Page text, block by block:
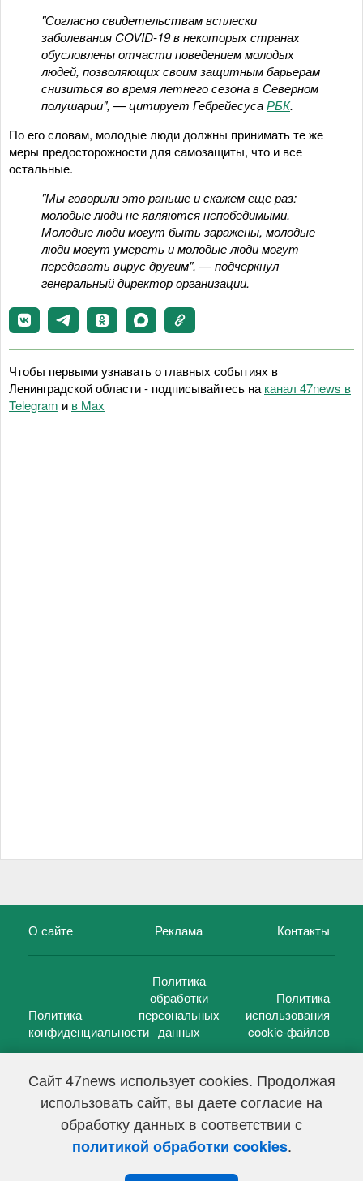
Сайт 47news использует cookies. Продолжая
использовать сайт, вы даете согласие на
обработку данных в соответствии с
политикой обработки cookies.
"Согласно свидетельствам всплески
заболевания COVID-19 в некоторых странах
обусловлены отчасти поведением молодых
людей, позволяющих своим защитным барьерам
снизиться во время летнего сезона в Северном
полушарии", — цитирует ГебрейесусаРБК.
По его словам, молодые люди должны принимать те же
меры предосторожности для самозащиты, что и все
остальные.
"Мы говорили это раньше и скажем еще раз:
молодые люди не являются непобедимыми.
Молодые люди могут быть заражены, молодые
люди могут умереть и молодые люди могут
передавать вирус другим", — подчеркнул
генеральный директор организации.
Чтобы первыми узнавать о главных событиях в
Ленинградской области - подписывайтесь на канал 47news в
Telegram и в Maх
О сайте Реклама Контакты
Политика
конфиденциальности
Политика
обработки
персональных
данных
Политика
использования
cookie-файлов
47 новостей (47 news)2005 — 2026 г.
Свидетельство о регистрации СМИ Эл № ФС 77-39848, выдано
Федеральной службой по надзору в сфере связи,
информационных технологий и массовых коммуникаций